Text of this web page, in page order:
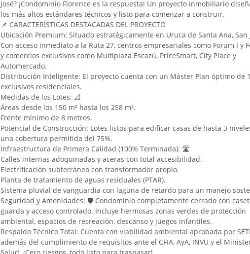
José? ¡Condominio Florence es la respuesta! Un proyecto inmobiliario
los más altos estándares técnicos y listo para comenzar a construir.
📌 CARACTERÍSTICAS DESTACADAS DEL PROYECTO
Ubicación Premium: Situado estratégicamente en Uruca de Santa Ana, San
Con acceso inmediato a la Ruta 27, centros empresariales como Forum I y
y comercios exclusivos como Multiplaza Escazú, PriceSmart, City Place y
Automercado.
Distribución Inteligente: El proyecto cuenta con un Máster Plan óptimo de
exclusivos residenciales.
Medidas de los Lotes: 📐
Áreas desde los 150 m² hasta los 258 m².
Frente mínimo de 8 metros.
Potencial de Construcción: Lotes listos para edificar casas de hasta 3
una cobertura permitida del 75%.
Infraestructura de Primera Calidad (100% Terminada): 🛣️
Calles internas adoquinadas y aceras con total accesibilidad.
Electrificación subterránea con transformador propio.
Planta de tratamiento de aguas residuales (PTAR).
Sistema pluvial de vanguardia con laguna de retardo para un manejo
Seguridad y Amenidades: 🛡️ Condominio completamente cerrado con
guarda y acceso controlado. Incluye hermosas zonas verdes de protección
ambiental, espacios de recreación, descanso y juegos infantiles.
Respaldo Técnico Total: Cuenta con viabilidad ambiental aprobada por
además del cumplimiento de requisitos ante el CFIA, AyA, INVU y el